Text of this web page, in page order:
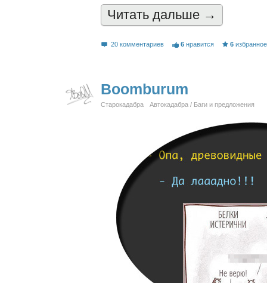
Читать дальшe →
20 комментариев 6 нравится 6 избранное
Boomburum
Старокадабра Автокадабра / Баги и предложения